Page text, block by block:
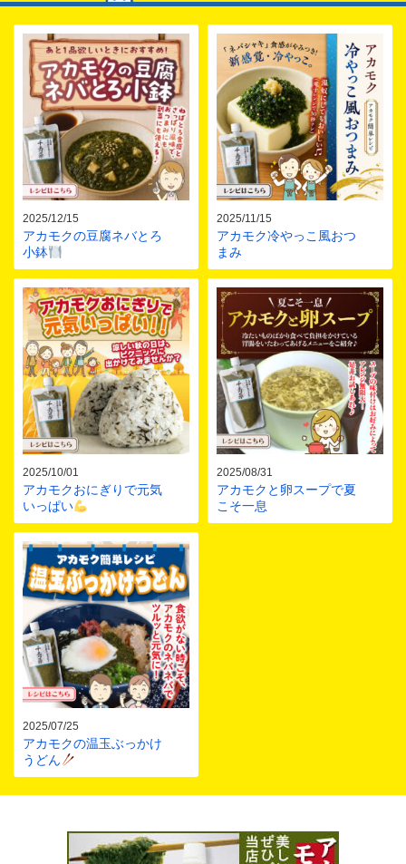
2025/12/15
アカモクの豆腐ネバとろ
小鉢
2025/11/15
アカモク冷やっこ風おつ
まみ
2025/10/01
アカモクおにぎりで元気
いっぱい
2025/08/31
アカモクと卵スープで夏
こそ一息
2025/07/25
アカモクの温玉ぶっかけ
うどん